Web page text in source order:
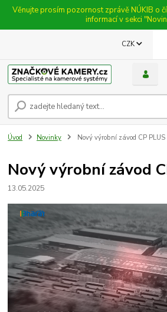
Věnujte prosím pozornost zprávě NÚKIB o
informací v sekci
CZK
Úvod Novinky Nový výrobní závod CP PLUS
Nový výrobní závod
13.05.2025